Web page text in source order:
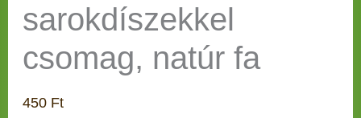
sarokdíszekkel
csomag, natúr fa
450 Ft